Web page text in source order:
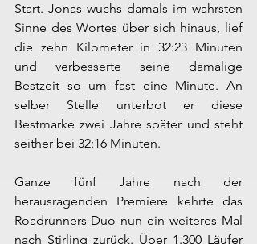
Start. Jonas wuchs damals im wahrsten
Sinne des Wortes über sich hinaus, lief
die zehn Kilometer in 32:23 Minuten
und verbesserte seine damalige
Bestzeit so um fast eine Minute. An
selber Stelle unterbot er diese
Bestmarke zwei Jahre später und steht
seither bei 32:16 Minuten.
Ganze fünf Jahre nach der
herausragenden Premiere kehrte das
Roadrunners-Duo nun ein weiteres Mal
nach Stirling zurück. Über 1.300 Läufer